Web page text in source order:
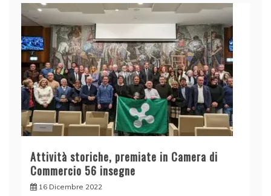
Attività storiche, premiate in Camera di
Commercio 56 insegne
16 Dicembre 2022